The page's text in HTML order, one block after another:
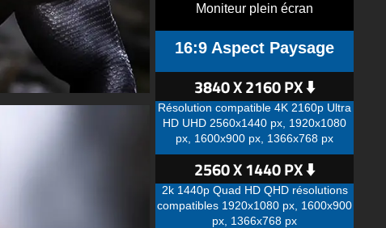
Moniteur plein écran
16:9 Aspect Paysage
3840 X 2160 PX ⬇️
Résolution compatible 4K 2160p Ultra
HD UHD 2560x1440 px, 1920x1080
px, 1600x900 px, 1366x768 px
2560 X 1440 PX ⬇️
2k 1440p Quad HD QHD résolutions
compatibles 1920x1080 px, 1600x900
px, 1366x768 px